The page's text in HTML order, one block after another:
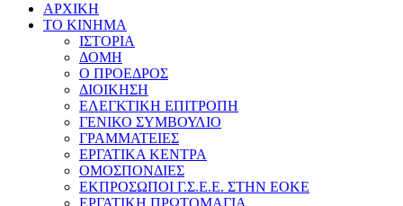
ΑΡΧΙΚΗ
ΤΟ ΚΙΝΗΜΑ
ΙΣΤΟΡΙΑ
ΔΟΜΗ
Ο ΠΡΟΕΔΡΟΣ
ΔΙΟΙΚΗΣΗ
ΕΛΕΓΚΤΙΚΗ ΕΠΙΤΡΟΠΗ
ΓΕΝΙΚΟ ΣΥΜΒΟΥΛΙΟ
ΓΡΑΜΜΑΤΕΙΕΣ
ΕΡΓΑΤΙΚΑ ΚΕΝΤΡΑ
ΟΜΟΣΠΟΝΔΙΕΣ
ΕΚΠΡΟΣΩΠΟΙ Γ.Σ.Ε.Ε. ΣΤΗΝ ΕΟΚΕ